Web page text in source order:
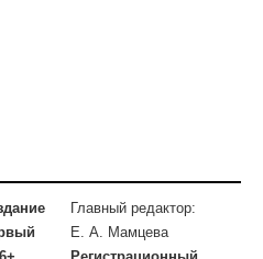
Главный редактор:
Е. А. Мамцева